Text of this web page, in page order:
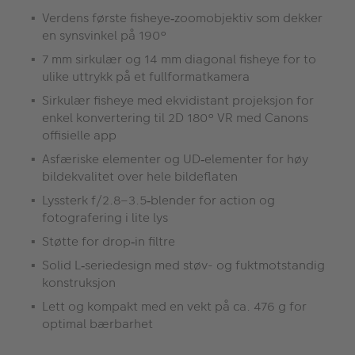
Verdens første fisheye‑zoomobjektiv som dekker
en synsvinkel på 190°
7 mm sirkulær og 14 mm diagonal fisheye for to
ulike uttrykk på et fullformatkamera
Sirkulær fisheye med ekvidistant projeksjon for
enkel konvertering til 2D 180° VR med Canons
offisielle app
Asfæriske elementer og UD‑elementer for høy
bildekvalitet over hele bildeflaten
Lyssterk f/2.8–3.5‑blender for action og
fotografering i lite lys
Støtte for drop‑in filtre
Solid L‑seriedesign med støv- og fuktmotstandig
konstruksjon
Lett og kompakt med en vekt på ca. 476 g for
optimal bærbarhet